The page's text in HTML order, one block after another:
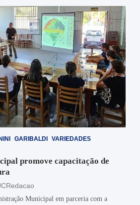
GARIBALDI
VARIEDADES
promove capacitação de
Municipal em parceria com a